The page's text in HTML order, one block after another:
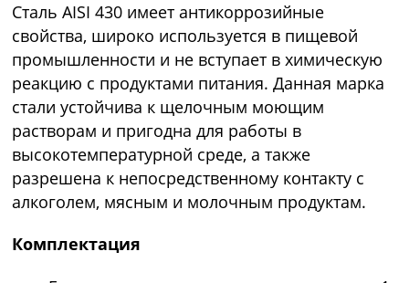
Сталь AISI 430 имеет антикоррозийные
свойства, широко используется в пищевой
промышленности и не вступает в химическую
реакцию с продуктами питания. Данная марка
стали устойчива к щелочным моющим
растворам и пригодна для работы в
высокотемпературной среде, а также
разрешена к непосредственному контакту с
алкоголем, мясным и молочным продуктам.
Комплектация